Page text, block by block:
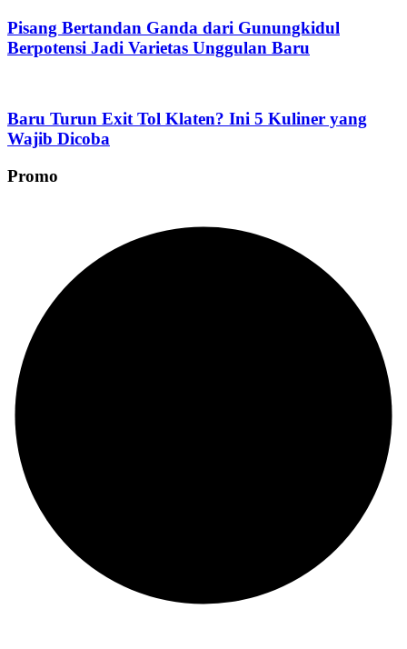
Pisang Bertandan Ganda dari Gunungkidul
Berpotensi Jadi Varietas Unggulan Baru
Baru Turun Exit Tol Klaten? Ini 5 Kuliner yang
Wajib Dicoba
Promo